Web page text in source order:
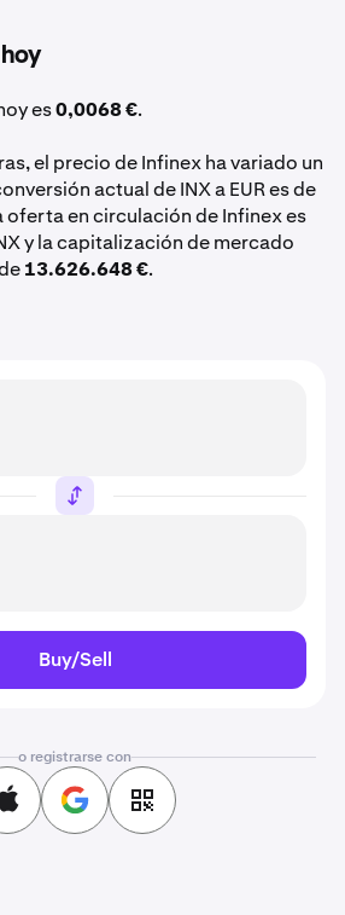
es0,0068 €.
el precio de Infinex ha variado un
actual de INX a EUR es de
oferta en circulación de Infinex es
y la capitalización de mercado
13.626.648 €.
Buy/Sell
o registrarse con